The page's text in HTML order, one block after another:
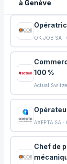
à Genève
OK JOB SA ·
100 %
Actual
AXEPTA SA ·
Chef de